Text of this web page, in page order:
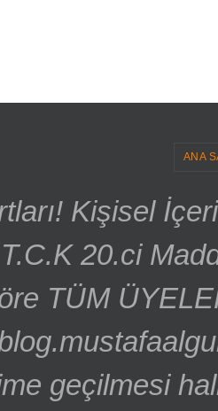
ANA
Kişisel
20.ci
TÜM
geçilmesi